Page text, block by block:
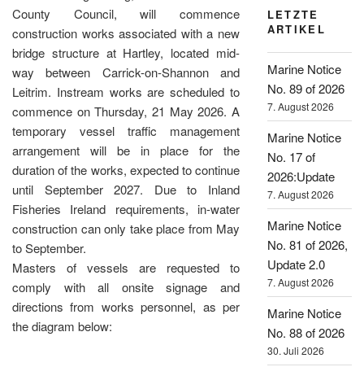
County Council, will commence
construction works associated with a new
bridge structure at Hartley, located mid-
way between Carrick-on-Shannon and
Leitrim. Instream works are scheduled to
commence on Thursday, 21 May 2026. A
temporary vessel traffic management
arrangement will be in place for the
duration of the works, expected to continue
until September 2027. Due to Inland
Fisheries Ireland requirements, in-water
construction can only take place from May
to September.
Masters of vessels are requested to
comply with all onsite signage and
directions from works personnel, as per
the diagram below:
LETZTE
ARTIKEL
Marine Notice
No. 89 of 2026
7. August 2026
Marine Notice
No. 17 of
2026:Update
7. August 2026
Marine Notice
No. 81 of 2026,
Update 2.0
7. August 2026
Marine Notice
No. 88 of 2026
30. Juli 2026